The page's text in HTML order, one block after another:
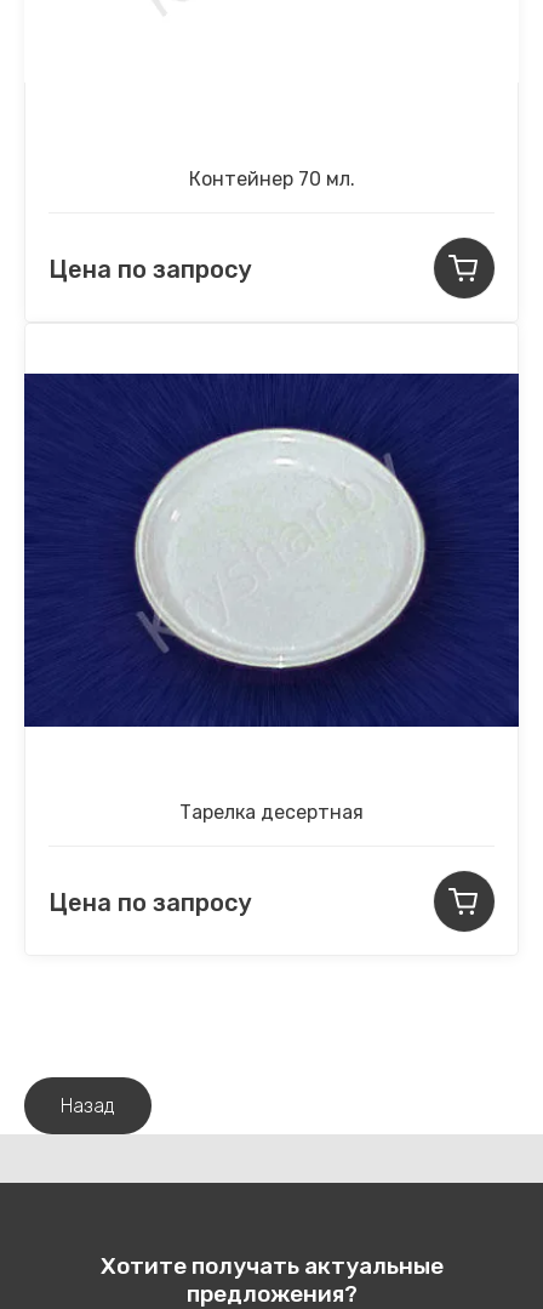
Контейнер 70 мл.
Цена по запросу
Тарелка десертная
Цена по запросу
Назад
Хотите получать актуальные
предложения?